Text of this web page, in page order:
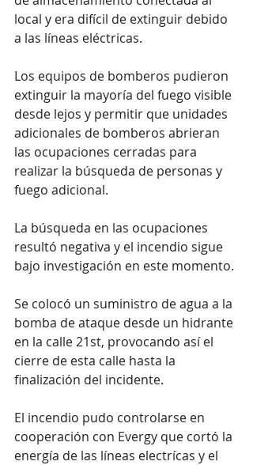
local y era difícil de extinguir debido
a las líneas eléctricas.
Los equipos de bomberos pudieron
extinguir la mayoría del fuego visible
desde lejos y permitir que unidades
adicionales de bomberos abrieran
las ocupaciones cerradas para
realizar la búsqueda de personas y
fuego adicional.
La búsqueda en las ocupaciones
resultó negativa y el incendio sigue
bajo investigación en este momento.
Se colocó un suministro de agua a la
bomba de ataque desde un hidrante
en la calle 21st, provocando así el
cierre de esta calle hasta la
finalización del incidente.
El incendio pudo controlarse en
cooperación con Evergy que cortó la
energía de las líneas electrícas y el